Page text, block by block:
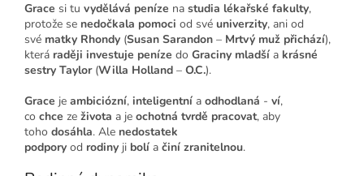
Grace si tu vydělává peníze na studia lékařské fakulty,
protože se nedočkala pomoci od své univerzity, ani od
své matky Rhondy (Susan Sarandon – Mrtvý muž přichází),
která raději investuje peníze do Graciny mladší a krásné
sestry Taylor (Willa Holland – O.C.).
Grace je ambiciózní, inteligentní a odhodlaná - ví,
co chce ze života a je ochotná tvrdě pracovat, aby
toho dosáhla. Ale nedostatek
podpory od rodiny ji bolí a činí zranitelnou.